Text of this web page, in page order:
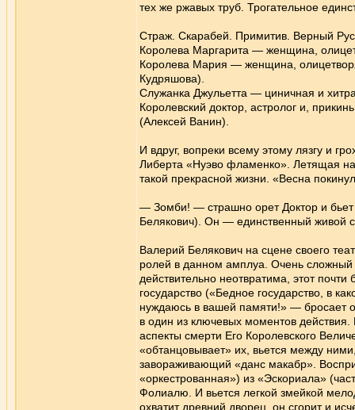
тех же ржавых труб. Трогательное
Страж. Скарабей. Примитив. Верный
Королева Маргарита — женщина,
Королева Мария — женщина,
Кудряшова).
Служанка Джульетта — циничная и
Королевский доктор, астролог и,
(Алексей Ванин).
И вдруг, вопреки всему этому лязгу и
Либерта «Нуэво фламенко». Летящая
такой прекрасной жизни. «Весна
— Зомби! — страшно орет Доктор и
Белякович). Он — единственный живой
Валерий Белякович на сцене своего
ролей в данном амплуа. Очень сложный
действительно неотвратима, этот
государство («Бедное государство, в
нуждаюсь в вашей памяти!» — бросает
в один из ключевых моментов
аспекты смерти Его Королевского
«обтанцовывает» их, вьется между
завораживающий «данс макабр».
«оркестрованная») из «Эскориала»
Фолиалю. И вьется легкой змейкой
охватит древний дворец, он сгорит и